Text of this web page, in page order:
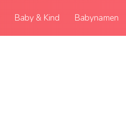
Baby & Kind Babynamen